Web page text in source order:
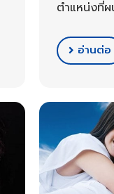
ตำแหน่งที่
อ่านต่อ